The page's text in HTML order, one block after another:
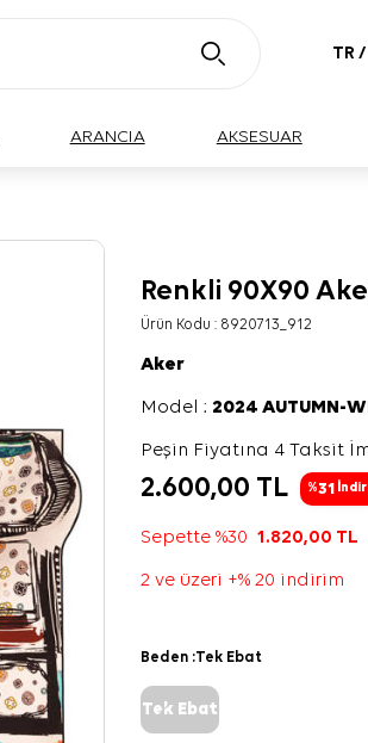
TR
ARANCIA AKSESUAR
Renkli 90X90
Ürün Kodu : 8920713_912
Aker
Model :2024 AUTUMN-
Peşin Fiyatına 4 Taksit
2.600,00 TL %31
Sepette %301.820,00 TL
2 ve üzeri +% 20 indirim
Beden :Tek Ebat
Tek Ebat